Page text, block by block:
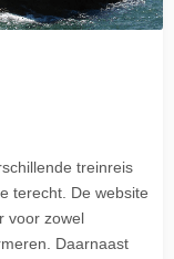
treinreis
terecht. De website
voor zowel
Daarnaast